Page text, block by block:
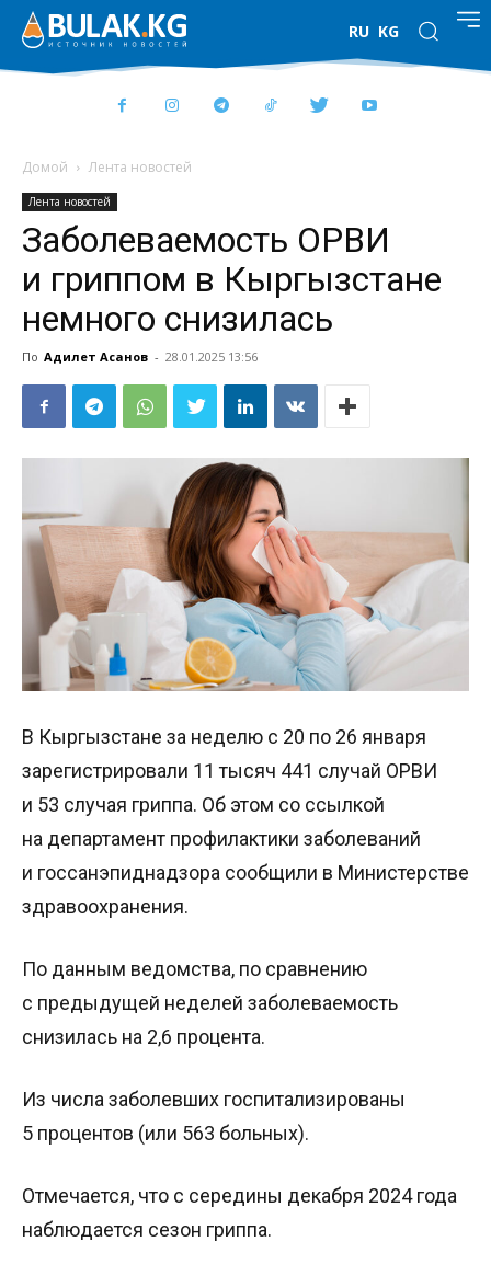
RU KG
Домой Лента новостей
Лента новостей
Заболеваемость ОРВИ
и гриппом в Кыргызстане
немного снизилась
По Адилет Асанов - 28.01.2025 13:56
В Кыргызстане за неделю с 20 по 26 января
зарегистрировали 11 тысяч 441 случай ОРВИ
и 53 случая гриппа. Об этом со ссылкой
на департамент профилактики заболеваний
и госсанэпиднадзора сообщили в Министерстве
здравоохранения.
По данным ведомства, по сравнению
с предыдущей неделей заболеваемость
снизилась на 2,6 процента.
Из числа заболевших госпитализированы
5 процентов (или 563 больных).
Отмечается, что с середины декабря 2024 года
наблюдается сезон гриппа.